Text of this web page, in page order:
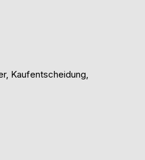
Kaufentscheidung,